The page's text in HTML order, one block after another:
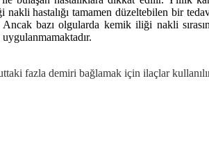
nakli hastalığı tamamen düzeltebilen bir
bazı olgularda kemik iliği nakli
fazla demiri bağlamak için ilaçlar